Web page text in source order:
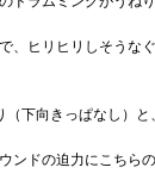
、ヒリヒリしそうな
下向きっぱなし）と、
ンドの迫力にこちら